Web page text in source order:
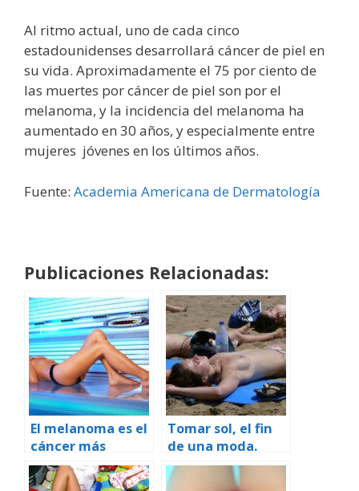
Al ritmo actual, uno de cada cinco
estadounidenses desarrollará cáncer de piel en
su vida. Aproximadamente el 75 por ciento de
las muertes por cáncer de piel son por el
melanoma, y la incidencia del melanoma ha
aumentado en 30 años, y especialmente entre
mujeres jóvenes en los últimos años.
Fuente: Academia Americana de Dermatología
Publicaciones Relacionadas:
El melanoma es el
cáncer más
común en
mujeres jóvenes
Tomar sol, el fin
de una moda.